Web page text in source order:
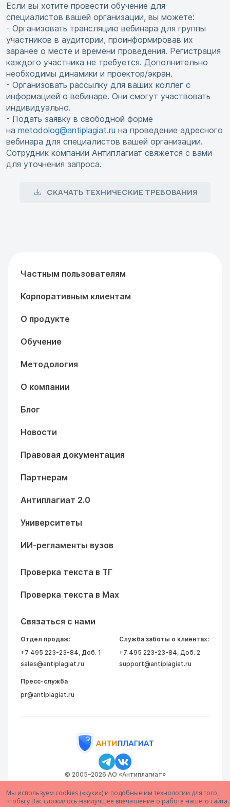
Мы используем cookies («куки») и подобные им технологии для того,
чтобы у Вас сложилось наилучшее впечатление о работе нашего сайта.
Если вы хотите провести обучение для
специалистов вашей организации, вы можете:
- Организовать трансляцию вебинара для группы
участников в аудитории, проинформировав их
заранее о месте и времени проведения. Регистрация
каждого участника не требуется. Дополнительно
необходимы динамики и проектор/экран.
- Организовать рассылку для ваших коллег с
информацией о вебинаре. Они смогут участвовать
индивидуально.
- Подать заявку в свободной форме
на metodolog@antiplagiat.ru на проведение адресного
вебинара для специалистов вашей организации.
Сотрудник компании Антиплагиат свяжется с вами
для уточнения запроса.
СКАЧАТЬ ТЕХНИЧЕСКИЕ ТРЕБОВАНИЯ
Частным пользователям
Корпоративным клиентам
О продукте
Обучение
Методология
О компании
Блог
Новости
Правовая документация
Партнерам
Антиплагиат 2.0
Университеты
ИИ-регламенты вузов
Проверка текста в ТГ
Проверка текста в Max
Связаться с нами
Отдел продаж:
+7 495 223-23-84, Доб. 1
sales@antiplagiat.ru
Служба заботы о клиентах:
+7 495 223-23-84, Доб. 2
support@antiplagiat.ru
Пресс-служба
pr@antiplagiat.ru
© 2005–2026 АО «Антиплагиат»